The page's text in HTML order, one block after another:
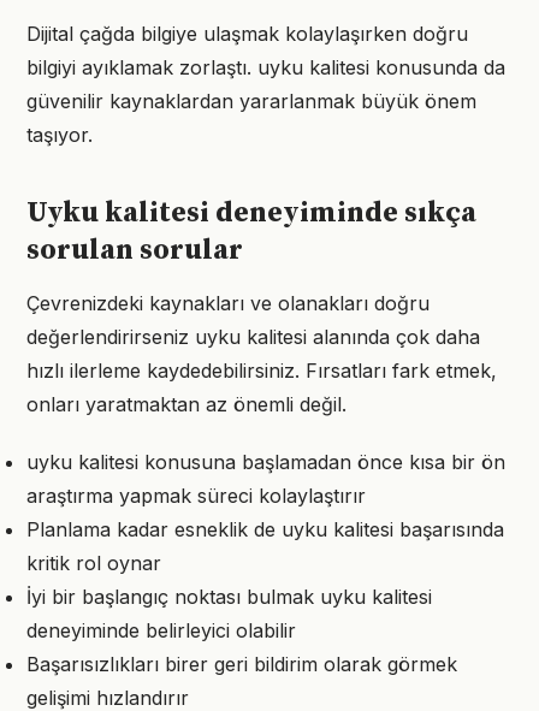
Dijital çağda bilgiye ulaşmak kolaylaşırken doğru
bilgiyi ayıklamak zorlaştı. uyku kalitesi konusunda da
güvenilir kaynaklardan yararlanmak büyük önem
taşıyor.
Uyku kalitesi deneyiminde sıkça
sorulan sorular
Çevrenizdeki kaynakları ve olanakları doğru
değerlendirirseniz uyku kalitesi alanında çok daha
hızlı ilerleme kaydedebilirsiniz. Fırsatları fark etmek,
onları yaratmaktan az önemli değil.
uyku kalitesi konusuna başlamadan önce kısa bir ön
araştırma yapmak süreci kolaylaştırır
Planlama kadar esneklik de uyku kalitesi başarısında
kritik rol oynar
İyi bir başlangıç noktası bulmak uyku kalitesi
deneyiminde belirleyici olabilir
Başarısızlıkları birer geri bildirim olarak görmek
gelişimi hızlandırır